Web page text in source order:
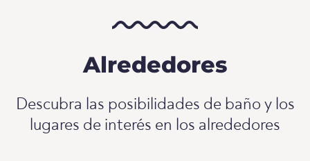
Alrededores
Descubra las posibilidades de baño y los
lugares de interés en los alrededores